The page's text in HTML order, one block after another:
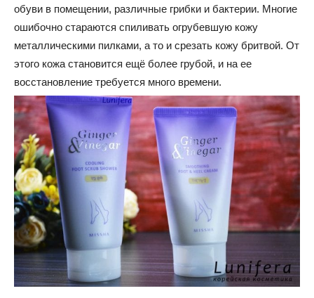
обуви в помещении, различные грибки и бактерии. Многие
ошибочно стараются спиливать огрубевшую кожу
металлическими пилками, а то и срезать кожу бритвой. От
этого кожа становится ещё более грубой, и на ее
восстановление требуется много времени.